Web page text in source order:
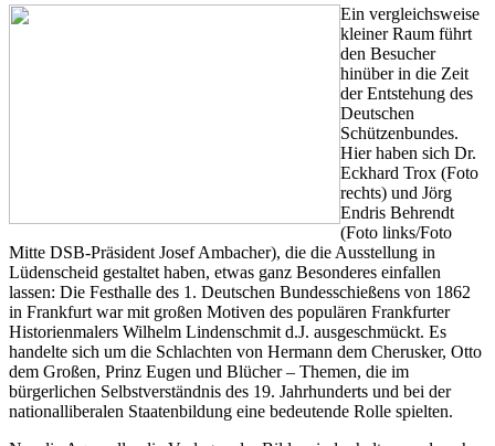
Ein vergleichsweise
kleiner Raum führt
den Besucher
hinüber in die Zeit
der Entstehung des
Deutschen
Schützenbundes.
Hier haben sich Dr.
Eckhard Trox (Foto
rechts) und Jörg
Endris Behrendt
(Foto links/Foto
Mitte DSB-Präsident Josef Ambacher), die die Ausstellung in
Lüdenscheid gestaltet haben, etwas ganz Besonderes einfallen
lassen: Die Festhalle des 1. Deutschen Bundesschießens von 1862
in Frankfurt war mit großen Motiven des populären Frankfurter
Historienmalers Wilhelm Lindenschmit d.J. ausgeschmückt. Es
handelte sich um die Schlachten von Hermann dem Cherusker, Otto
dem Großen, Prinz Eugen und Blücher – Themen, die im
bürgerlichen Selbstverständnis des 19. Jahrhunderts und bei der
nationalliberalen Staatenbildung eine bedeutende Rolle spielten.